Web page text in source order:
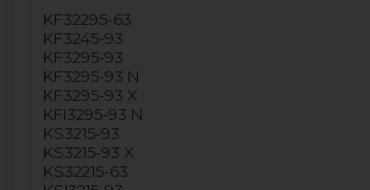
KF32295-63
KF3245-93
KF3295-93
KF3295-93 N
KF3295-93 X
KFI3295-93 N
KS3215-93
KS3215-93 X
KS32215-63